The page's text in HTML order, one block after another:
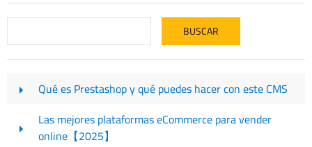
Qué es Prestashop y qué puedes hacer con este CMS
Las mejores plataformas eCommerce para vender
online【2025】